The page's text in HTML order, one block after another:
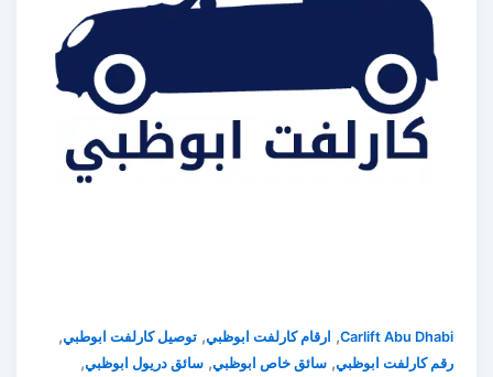
Carlift Abu Dhabi
, ارقام كارلفت ابوظبي,توصيل كارلفت ابوطبي,
رقم كارلفت ابوظبي,سائق خاص ابوظبي,سائق دريول ابوظبي,